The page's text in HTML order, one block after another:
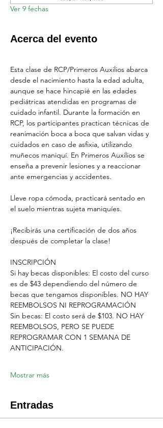
Ver 9 fechas
Acerca del evento
Esta clase de RCP/Primeros Auxilios abarca
desde el nacimiento hasta la edad adulta,
aunque se hace hincapié en las edades
pediátricas atendidas en programas de
cuidado infantil. Durante la formación en
RCP, los participantes practican técnicas de
reanimación boca a boca que salvan vidas y
cuidados en caso de asfixia, utilizando
muñecos maniquí. En Primeros Auxilios se
enseña a prevenir lesiones y a reaccionar
ante emergencias y accidentes.
Lleve ropa cómoda, practicará sentado en
el suelo mientras sujeta maniquíes.
¡Recibirás una certificación de dos años
después de completar la clase!
INSCRIPCIÓN
Si hay becas disponibles: El costo del curso
es de $43 dependiendo del número de
becas que tengamos disponibles. NO HAY
REEMBOLSOS NI REPROGRAMACIÓN
Sin becas: El costo será de $103. NO HAY
REEMBOLSOS, PERO SE PUEDE
REPROGRAMAR CON 1 SEMANA DE
ANTICIPACIÓN.
Mostrar más
Entradas